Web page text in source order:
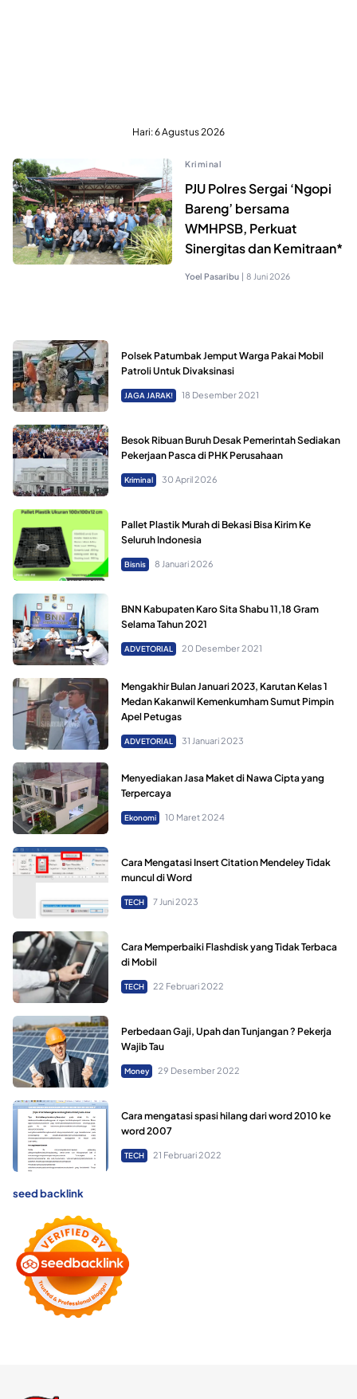
Hari:6 Agustus 2026
Kriminal
PJU Polres Sergai ‘Ngopi
Bareng’ bersama
WMHPSB, Perkuat
Sinergitas dan Kemitraan*
Yoel Pasaribu | 8 Juni 2026
Polsek Patumbak Jemput Warga Pakai Mobil
Patroli Untuk Divaksinasi
JAGA JARAK! 18 Desember 2021
Besok Ribuan Buruh Desak Pemerintah Sediakan
Pekerjaan Pasca di PHK Perusahaan
Kriminal 30 April 2026
Pallet Plastik Murah di Bekasi Bisa Kirim Ke
Seluruh Indonesia
Bisnis 8 Januari 2026
BNN Kabupaten Karo Sita Shabu 11,18 Gram
Selama Tahun 2021
ADVETORIAL 20 Desember 2021
Mengakhir Bulan Januari 2023, Karutan Kelas 1
Medan Kakanwil Kemenkumham Sumut Pimpin
Apel Petugas
ADVETORIAL 31 Januari 2023
Menyediakan Jasa Maket di Nawa Cipta yang
Terpercaya
Ekonomi 10 Maret 2024
Cara Mengatasi Insert Citation Mendeley Tidak
muncul di Word
TECH 7 Juni 2023
Cara Memperbaiki Flashdisk yang Tidak Terbaca
di Mobil
TECH 22 Februari 2022
Perbedaan Gaji, Upah dan Tunjangan ? Pekerja
Wajib Tau
Money 29 Desember 2022
Cara mengatasi spasi hilang dari word 2010 ke
word 2007
TECH 21 Februari 2022
seed backlink